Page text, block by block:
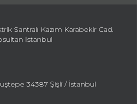
Santralı Kazım Karabekir Cad.
İstanbul
34387 Şişli / İstanbul